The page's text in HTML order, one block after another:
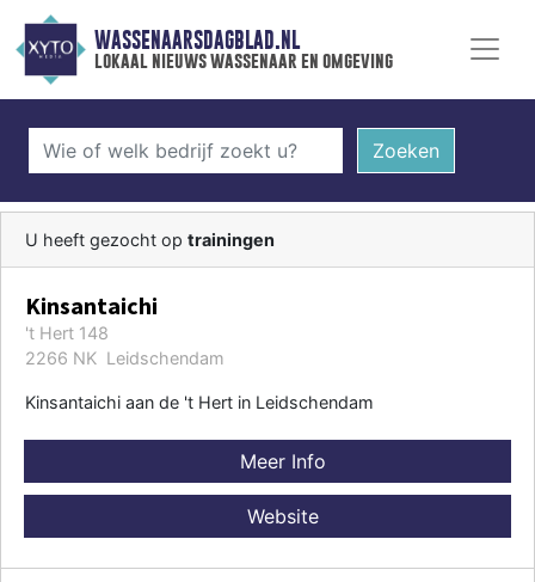
WASSENAARSDAGBLAD.NL
lokaal nieuws wassenaar en omgeving
Zoeken
U heeft gezocht op trainingen
Kinsantaichi
't Hert 148
2266 NK Leidschendam
Kinsantaichi aan de 't Hert in Leidschendam
Meer Info
Website